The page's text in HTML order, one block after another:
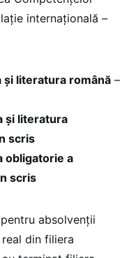
internațională –
și literatura română –
și literatura
scris
obligatorie a
scris
absolvenții
din filiera